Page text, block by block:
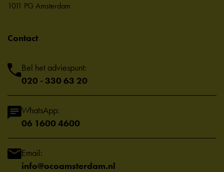
1011 PG Amsterdam
Contact
Bel het adviespunt:
020 - 330 63 20
WhatsApp:
06 1600 4600
Email:
info@ocoamsterdam.nl